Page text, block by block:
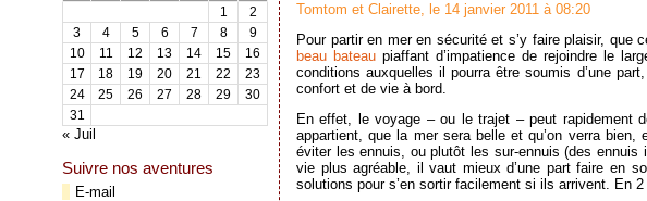
1
2
3
4 5 6 7 8
9
10
11 12 13 14 15
16
17
18 19 20 21 22
23
24
25 26 27 28 29
30
31
« Juil
Suivre nos aventures
E-mail
Tomtom et Clairette, le 14 janvier 2011 à 08:20
Pour partir en mer en sécurité et s’y faire plaisir, que
beau bateau piaffant d’impatience de rejoindre le
conditions auxquelles il pourra être soumis d’une
confort et de vie à bord.
En effet, le voyage – ou le trajet – peut rapidement
appartient, que la mer sera belle et qu’on verra bien,
éviter les ennuis, ou plutôt les sur-ennuis (des
vie plus agréable, il vaut mieux d’une part faire en
solutions pour s’en sortir facilement si ils arrivent. En